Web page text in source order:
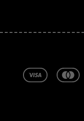
Over ons